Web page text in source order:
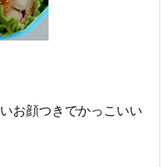
お顔つきでかっこいい